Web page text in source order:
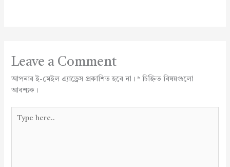
Leave a Comment
আপনার ই-মেইল এ্যাড্রেস প্রকাশিত হবে না। *চিহ্নিত বিষয়গুলো
আবশ্যক।
here..